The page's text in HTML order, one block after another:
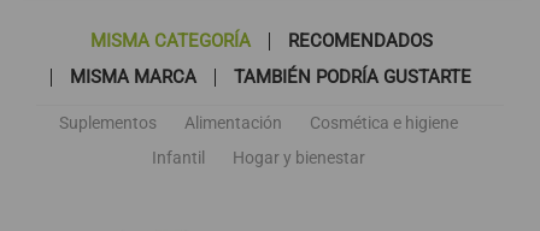
MISMA CATEGORÍA
RECOMENDADOS
MISMA MARCA
TAMBIÉN PODRÍA GUSTARTE
Suplementos Alimentación
Cosmética e higiene
Infantil
Hogar y bienestar